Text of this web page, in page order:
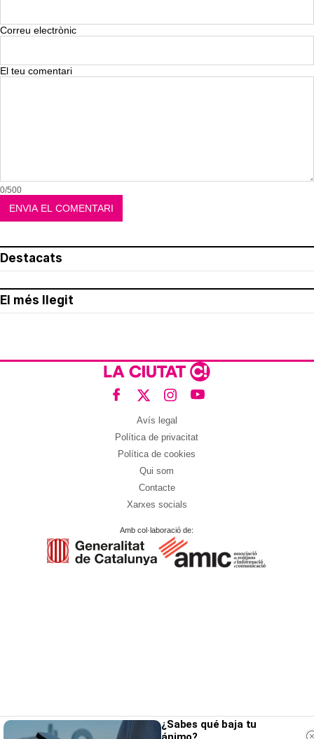
Correu electrònic
El teu comentari
0/500
Destacats
El més llegit
Avís legal
Política de privacitat
Política de cookies
Qui som
Contacte
Xarxes socials
Amb col·laboració de:
¿Sabes qué baja tu